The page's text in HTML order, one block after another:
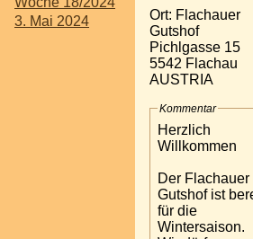
3. Mai 2024
Ort: Flachauer
Gutshof
Pichlgasse 15
5542 Flachau
AUSTRIA
Kommentar
Herzlich
Willkommen
Der Flachauer
Gutshof ist
für die
Wintersaison.